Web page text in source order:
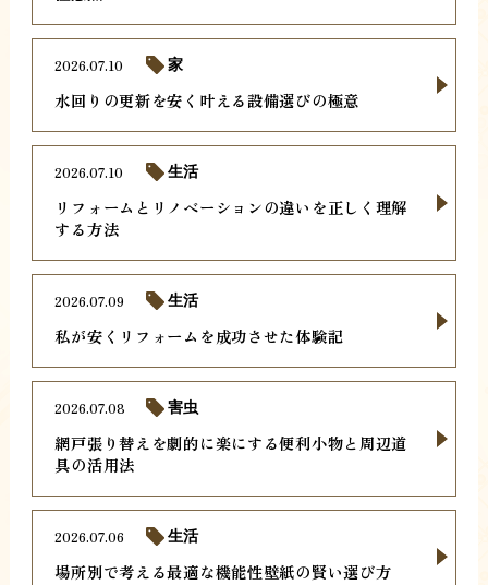
水回りの更新を安く叶える設備選びの極意
2026.07.10 家
リフォームとリノベーションの違いを正しく理解
する方法
2026.07.10 生活
私が安くリフォームを成功させた体験記
2026.07.09 生活
網戸張り替えを劇的に楽にする便利小物と周辺道
具の活用法
2026.07.08 害虫
場所別で考える最適な機能性壁紙の賢い選び方
2026.07.06 生活